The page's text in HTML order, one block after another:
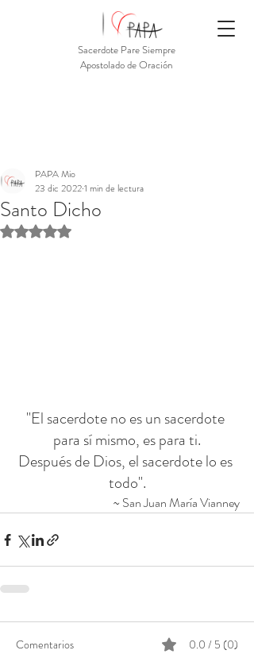
Sacerdote Pare Siempre
Apostolado de Oración
Santo Dicho
PAPA Mio
23 dic 20221 min de lectura
Obtuvo NaN de 5 estrellas.
"El sacerdote no es un sacerdote
para sí mismo, es para ti.
Después de Dios, el sacerdote lo es
todo".
~ San Juan María Vianney
Comentarios 0.0 / 5 (0)